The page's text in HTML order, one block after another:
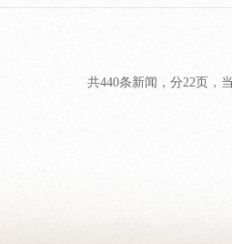
共440条新闻，分22页，